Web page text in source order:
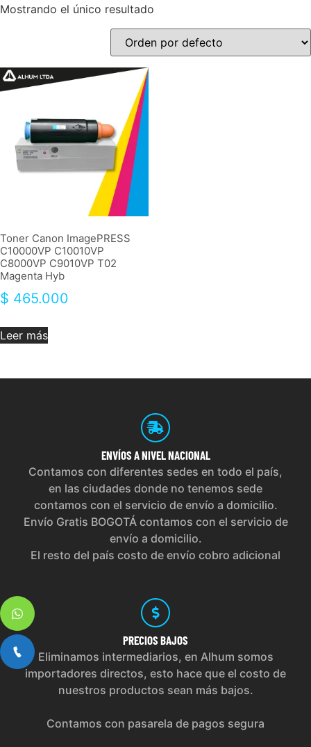
Mostrando el único resultado
Toner Canon ImagePRESS
C10000VP C10010VP
C8000VP C9010VP T02
Magenta Hyb
$ 465.000
Leer más
ENVÍOS A NIVEL NACIONAL
Contamos con diferentes sedes en todo el país,
en las ciudades donde no tenemos sede
contamos con el servicio de envío a domicilio.
Envío Gratis BOGOTÁ contamos con el servicio de
envío a domicilio.
El resto del país costo de envío cobro adicional
PRECIOS BAJOS
Eliminamos intermediarios, en Alhum somos
importadores directos, esto hace que el costo de
nuestros productos sean más bajos.
Contamos con pasarela de pagos segura